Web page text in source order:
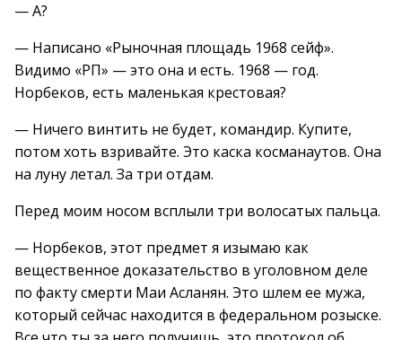
— А?
— Написано «Рыночная площадь 1968 сейф».
Видимо «РП» — это она и есть. 1968 — год.
Норбеков, есть маленькая крестовая?
— Ничего винтить не будет, командир. Купите,
потом хоть взривайте. Это каска косманаутов. Она
на луну летал. За три отдам.
Перед моим носом всплыли три волосатых пальца.
— Норбеков, этот предмет я изымаю как
вещественное доказательство в уголовном деле
по факту смерти Маи Асланян. Это шлем ее мужа,
который сейчас находится в федеральном розыске.